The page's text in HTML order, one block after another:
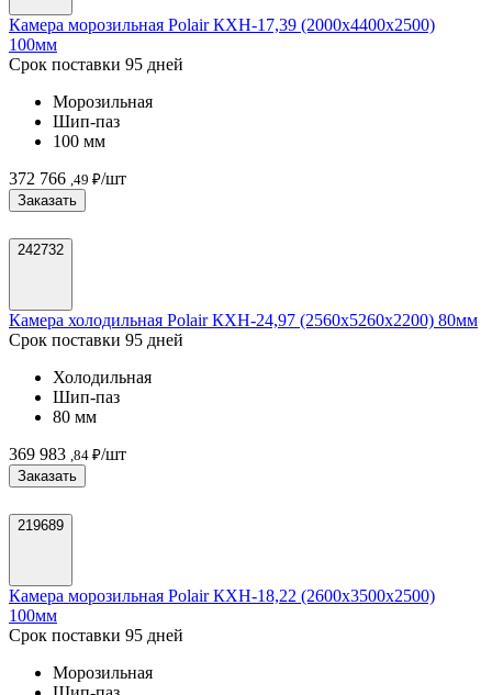
Камера морозильная Polair КХН-17,39 (2000х4400х2500)
100мм
Срок поставки 95 дней
Морозильная
Шип-паз
100 мм
372 766 ,49 ₽/шт
Заказать
242732
Камера холодильная Polair КХН-24,97 (2560х5260х2200) 80мм
Срок поставки 95 дней
Холодильная
Шип-паз
80 мм
369 983 ,84 ₽/шт
Заказать
219689
Камера морозильная Polair КХН-18,22 (2600х3500х2500)
100мм
Срок поставки 95 дней
Морозильная